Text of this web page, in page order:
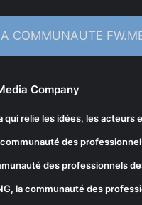
COMMUNAUTE
Company
qui relie les idées, les acteurs
communauté des
des professionnels
, la communauté des